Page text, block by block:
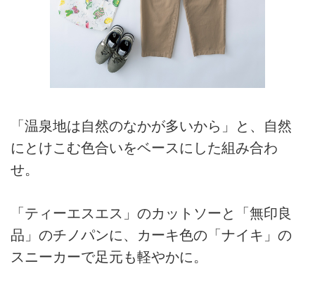
「温泉地は自然のなかが多いから」と、自然
にとけこむ色合いをベースにした組み合わ
せ。
「ティーエスエス」のカットソーと「無印良
品」のチノパンに、カーキ色の「ナイキ」の
スニーカーで足元も軽やかに。